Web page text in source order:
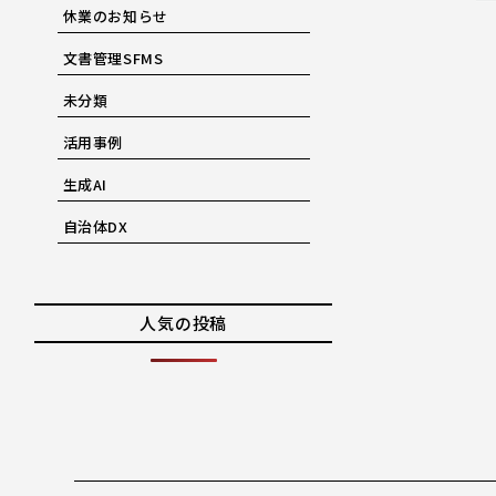
休業のお知らせ
文書管理SFMS
未分類
活用事例
生成AI
自治体DX
人気の投稿